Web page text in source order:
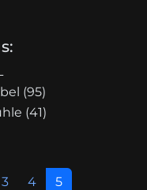
(95)
(41)
3 4 5